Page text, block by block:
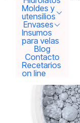
Moldes y
utensilios
Envases
Insumos
para velas
Blog
Contacto
Recetarios
on line